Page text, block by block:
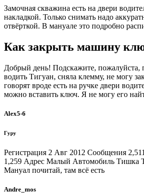
Замочная скважина есть на двери
накладкой. Только снимать надо
отвёрткой. В мануале это подробно
Как закрыть машину
Добрый день! Подскажите, пожалуйста,
водить Тигуан, сняла клемму, не могу
говорят вроде есть на ручке двери
можно вставить ключ. Я не могу его
Alex5-6
Гуру
Регистрация 2 Авг 2012 Сообщения
1,259 Адрес Малый Автомобиль Тишка
Мануал почитай, там всё есть
Andre_mos